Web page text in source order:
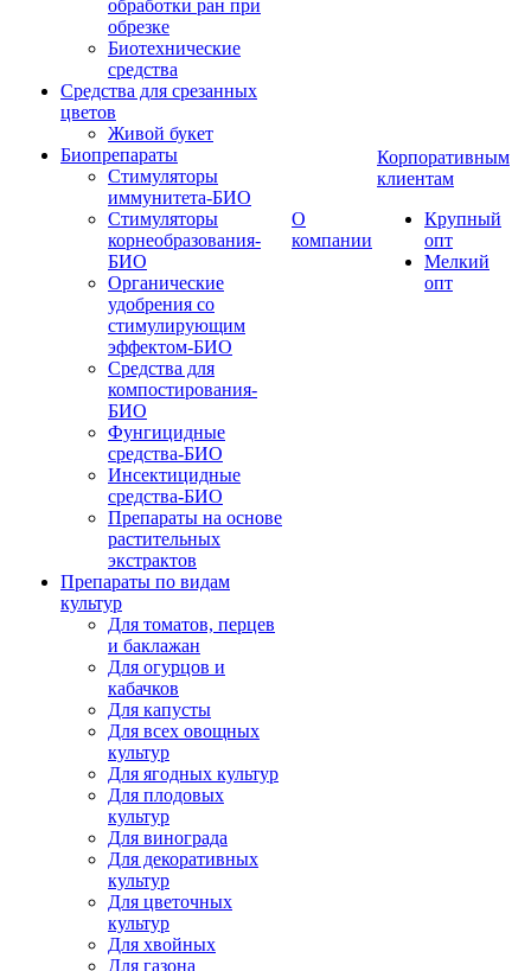
обработки ран при
обрезке
Биотехнические
средства
Средства для срезанных
цветов
Живой букет
Биопрепараты
Стимуляторы
иммунитета-БИО
Стимуляторы
корнеобразования-
БИО
Органические
удобрения со
стимулирующим
эффектом-БИО
Средства для
компостирования-
БИО
Фунгицидные
средства-БИО
Инсектицидные
средства-БИО
Препараты на основе
растительных
экстрактов
Препараты по видам
культур
Для томатов, перцев
и баклажан
Для огурцов и
кабачков
Для капусты
Для всех овощных
культур
Для ягодных культур
Для плодовых
культур
Для винограда
Для декоративных
культур
Для цветочных
культур
Для хвойных
Для газона
О
компании
Корпоративным
клиентам
Крупный
опт
Мелкий
опт